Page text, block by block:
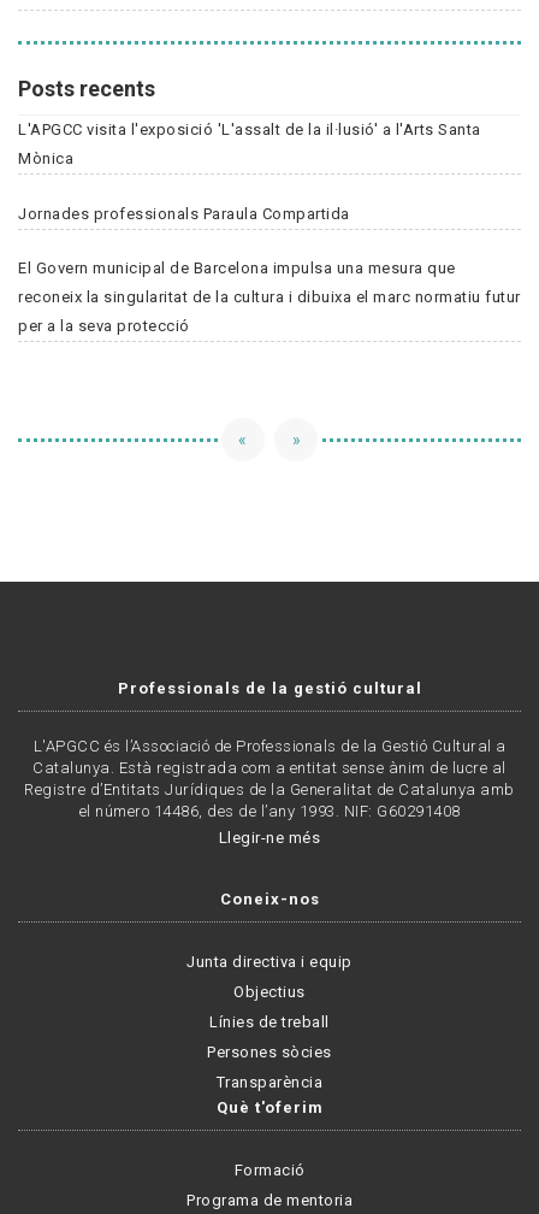
Posts recents
L'APGCC visita l'exposició 'L'assalt de la il·lusió' a l'Arts Santa
Mònica
Jornades professionals Paraula Compartida
El Govern municipal de Barcelona impulsa una mesura que
reconeix la singularitat de la cultura i dibuixa el marc normatiu futur
per a la seva protecció
« »
Professionals de la gestió cultural
L'APGCC és l’Associació de Professionals de la Gestió Cultural a
Catalunya. Està registrada com a entitat sense ànim de lucre al
Registre d’Entitats Jurídiques de la Generalitat de Catalunya amb
el número 14486, des de l’any 1993. NIF: G60291408
Llegir-ne més
Coneix-nos
Junta directiva i equip
Objectius
Línies de treball
Persones sòcies
Transparència
Què t'oferim
Formació
Programa de mentoria